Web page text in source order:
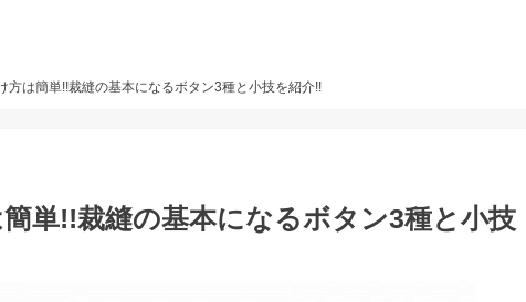
方は簡単!!裁縫の基本になるボタン3種と小技を紹介!!
単!!裁縫の基本になるボタン3種と小技